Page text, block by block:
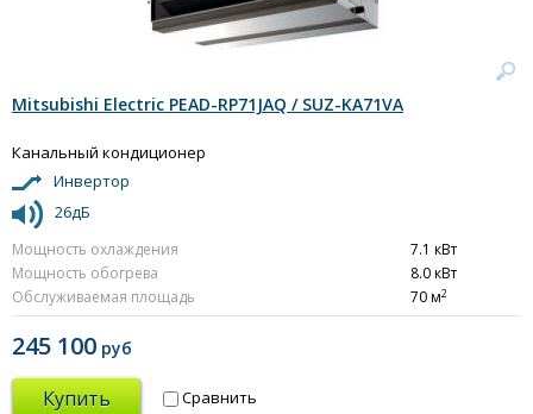
Mitsubishi Electric PEAD-RP71JAQ / SUZ-KA71VA
Канальный кондиционер
Инвертор
26дБ
Мощность охлаждения
7.1 кВт
Мощность обогрева
8.0 кВт
Обслуживаемая площадь
70 м2
245 100 руб
Купить Сравнить